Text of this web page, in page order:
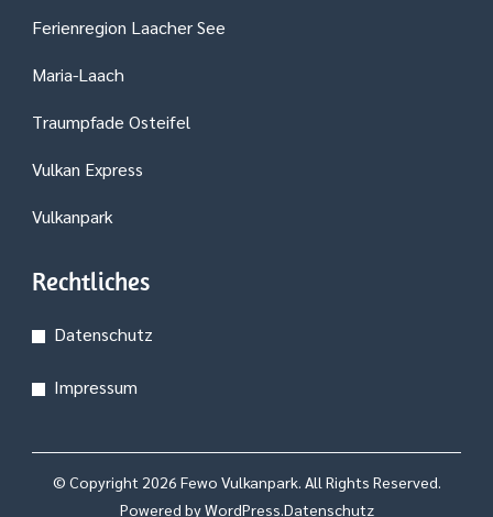
Ferienregion Laacher See
Maria-Laach
Traumpfade Osteifel
Vulkan Express
Vulkanpark
Rechtliches
Datenschutz
Impressum
© Copyright 2026 Fewo Vulkanpark. All Rights Reserved.
Powered byWordPress.Datenschutz